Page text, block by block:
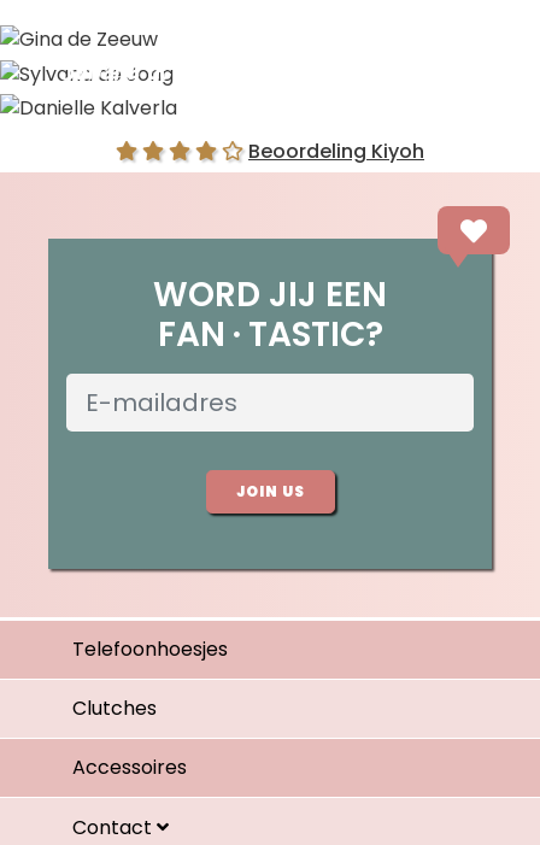
Sylvana de Jong
Beoordeling Kiyoh
WORD JIJ EEN
FAN TASTIC?
JOIN US
Telefoonhoesjes
Clutches
Accessoires
Contact